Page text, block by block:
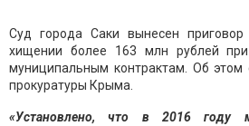
Суд города Саки вынесен
хищении более 163 млн рублей
муниципальным контрактам. Об этом
прокуратуры Крыма.
«Установлено, что в 2016 году